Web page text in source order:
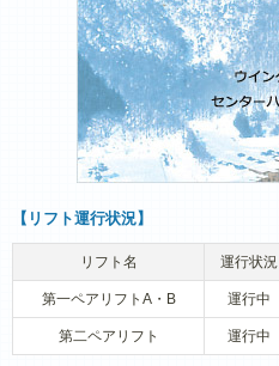
【リフト運行状況】
リフト名 運行状況
第一ペアリフトA・B 運行中
第二ペアリフト 運行中